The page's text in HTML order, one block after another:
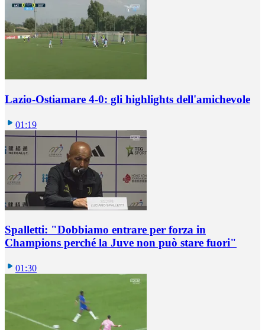
Lazio-Ostiamare 4-0: gli highlights dell'amichevole
01:19
Spalletti: "Dobbiamo entrare per forza in
Champions perché la Juve non può stare fuori"
01:30